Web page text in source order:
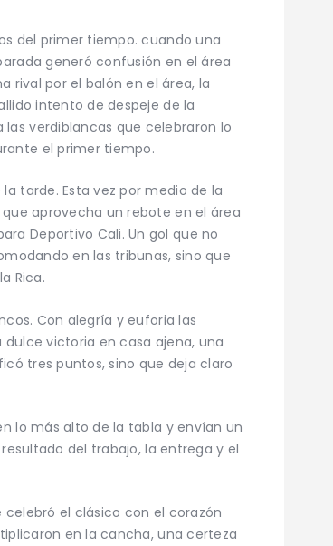
del primer tiempo. cuando una
generó confusión en el área
rival por el balón en el área, la
intento de despeje de la
verdiblancas que celebraron lo
el primer tiempo.
tarde. Esta vez por medio de la
aprovecha un rebote en el área
Deportivo Cali. Un gol que no
en las tribunas, sino que
Rica.
Con alegría y euforia las
victoria en casa ajena, una
tres puntos, sino que deja claro
lo más alto de la tabla y envían un
del trabajo, la entrega y el
el clásico con el corazón
en la cancha, una certeza